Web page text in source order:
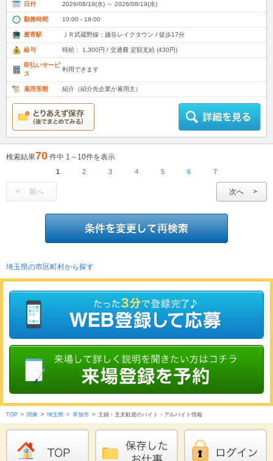
日付 2026/08/19(水) ～ 2026/08/19(水)
勤務時間 10:00 - 18:00
最寄駅 ＪＲ武蔵野線：越谷レイクタウン / 徒歩17分
給与 時給： 1,300円 / 交通費 定額支給 (430円)
即払いサービ
ス
利用できます
雇用形態 紹介（紹介先企業が雇用主）
検索結果70 件中 1～10件を表示
1 2 3 4 5 6 7
前へ 次へ
埼玉県の市区町村から探す
TOP > 関東 > 埼玉県 > 草加市 > 主婦・主夫歓迎のバイト・アルバイト情報